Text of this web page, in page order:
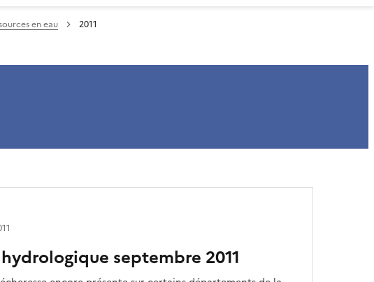
en eau 2011
septembre 2011